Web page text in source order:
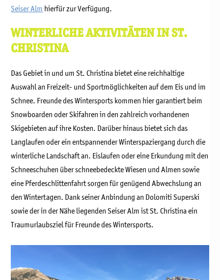
Seiser Alm hierfür zur Verfügung.
WINTERLICHE AKTIVITÄTEN IN ST.
CHRISTINA
Das Gebiet in und um St. Christina bietet eine reichhaltige
Auswahl an Freizeit- und Sportmöglichkeiten auf dem Eis und im
Schnee. Freunde des Wintersports kommen hier garantiert beim
Snowboarden oder Skifahren in den zahlreich vorhandenen
Skigebieten auf ihre Kosten. Darüber hinaus bietet sich das
Langlaufen oder ein entspannender Winterspaziergang durch die
winterliche Landschaft an. Eislaufen oder eine Erkundung mit den
Schneeschuhen über schneebedeckte Wiesen und Almen sowie
eine Pferdeschlittenfahrt sorgen für genügend Abwechslung an
den Wintertagen. Dank seiner Anbindung an Dolomiti Superski
sowie der in der Nähe liegenden Seiser Alm ist St. Christina ein
Traumurlaubsziel für Freunde des Wintersports.